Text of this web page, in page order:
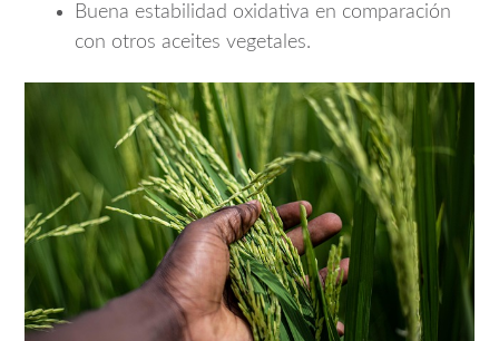
Buena estabilidad oxidativa en comparación
con otros aceites vegetales.